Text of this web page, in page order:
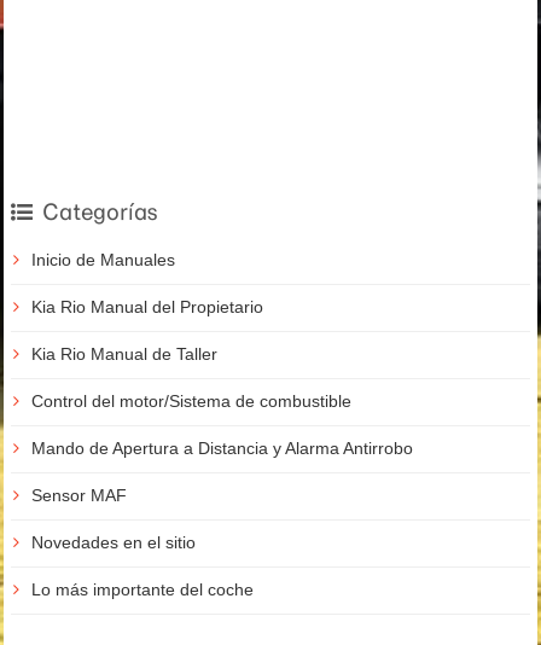
Categorías
Inicio de Manuales
Kia Rio Manual del Propietario
Kia Rio Manual de Taller
Control del motor/Sistema de combustible
Mando de Apertura a Distancia y Alarma Antirrobo
Sensor MAF
Novedades en el sitio
Lo más importante del coche